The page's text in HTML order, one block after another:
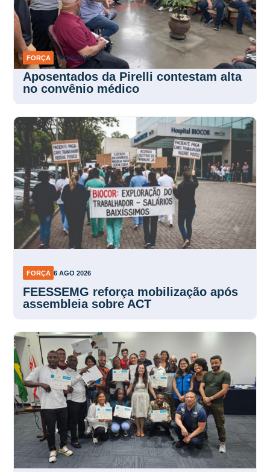
FORÇA 7 AGO 2026
Aposentados da Pirelli contestam alta
no convênio médico
FORÇA 6 AGO 2026
FEESSEMG reforça mobilização após
assembleia sobre ACT